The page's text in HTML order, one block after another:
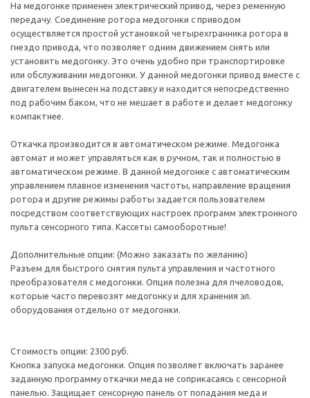
На медогонке применен электрический привод, через ременную
передачу. Соединение ротора медогонки с приводом
осуществляется простой установкой четырехгранника ротора в
гнездо привода, что позволяет одним движением снять или
установить медогонку. Это очень удобно при транспортировке
или обслуживании медогонки. У данной медогонки привод вместе с
двигателем вынесен на подставку и находится непосредственно
под рабочим баком, что не мешает в работе и делает медогонку
компактнее.
Откачка производится в автоматическом режиме. Медогонка
автомат и может управляться как в ручном, так и полностью в
автоматическом режиме. В данной медогонке с автоматическим
управлением плавное изменения частоты, направление вращения
ротора и другие режимы работы задается пользователем
посредством соответствующих настроек программ электронного
пульта сенсорного типа. Кассеты самооборотные!
Дополнительные опции: (Можно заказать по желанию)
Разъем для быстрого снятия пульта управления и частотного
преобразователя с медогонки. Опция полезна для пчеловодов,
которые часто перевозят медогонку и для хранения эл.
оборудования отдельно от медогонки.
Стоимость опции: 2300 руб.
Кнопка запуска медогонки. Опция позволяет включать заранее
заданную программу откачки меда не соприкасаясь с сенсорной
панелью. Защищает сенсорную панель от попадания меда и